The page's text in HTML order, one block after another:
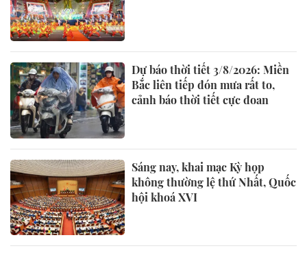
Dự báo thời tiết 3/8/2026: Miền
Bắc liên tiếp đón mưa rất to,
cảnh báo thời tiết cực đoan
Sáng nay, khai mạc Kỳ họp
không thường lệ thứ Nhất, Quốc
hội khoá XVI